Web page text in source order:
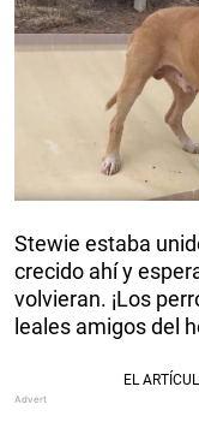
Stewie estaba
crecido ahí y
volvieran. ¡Los
leales amigos del